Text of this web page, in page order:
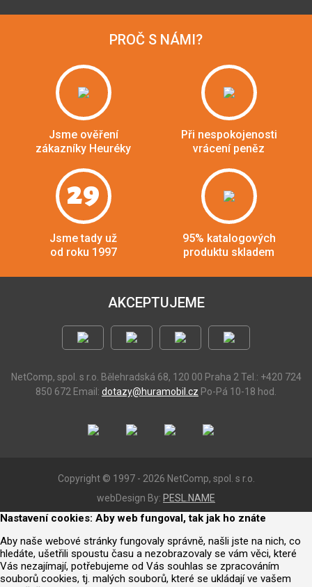
PROČ S NÁMI?
Jsme ověření
zákazníky Heuréky
Při nespokojenosti
vrácení peněz
29
Jsme tady už
od roku 1997
95% katalogových
produktu skladem
AKCEPTUJEME
NetComp, spol. s r.o. Bělehradská 68, 120 00 Praha 2 Tel.: +420 724
850 672 Email: dotazy@huramobil.cz Po-Pá 10-18 hod.
Copyright © 1997 - 2026 NetComp, spol. s r.o.
webDesign By: PESL.NAME
Nastavení cookies: Aby web fungoval, tak jak ho znáte
Aby naše webové stránky fungovaly správně, našli jste na nich, co
hledáte, ušetřili spoustu času a nezobrazovaly se vám věci, které
Vás nezajímají, potřebujeme od Vás souhlas se zpracováním
souborů cookies, tj. malých souborů, které se ukládají ve vašem